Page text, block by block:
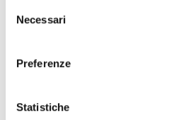
delNecessari
Preferenze
Statistiche
mantenere elevate le
e di proporre interventi di
sull’utilizzo di componenti
prolungare la durata dei